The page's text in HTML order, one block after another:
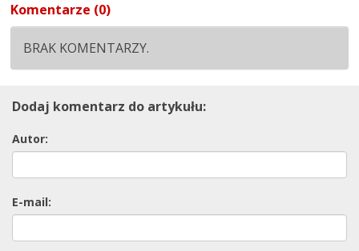
Komentarze (0)
BRAK KOMENTARZY.
Dodaj komentarz do artykułu:
Autor:
E-mail: